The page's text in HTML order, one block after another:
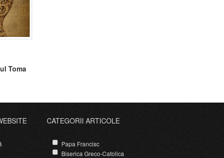
Toma
CATEGORII ARTICOLE
Papa Francisc
Biserica Greco-Catolica